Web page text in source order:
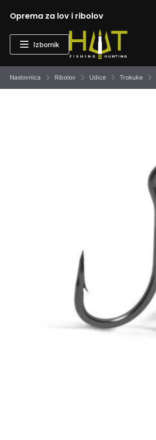
Oprema za lov i ribolov
Izbornik
Naslovnica Ribolov Udice Trokuke